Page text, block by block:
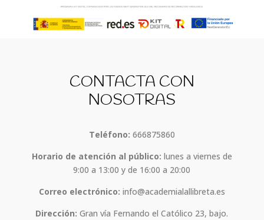
CONTACTA CON
NOSOTRAS
Teléfono: 666875860
Horario de atención al público: lunes a viernes de
9:00 a 13:00 y de 16:00 a 20:00
Correo electrónico: info@academialallibreta.es
Dirección: Gran vía Fernando el Católico 23, bajo.